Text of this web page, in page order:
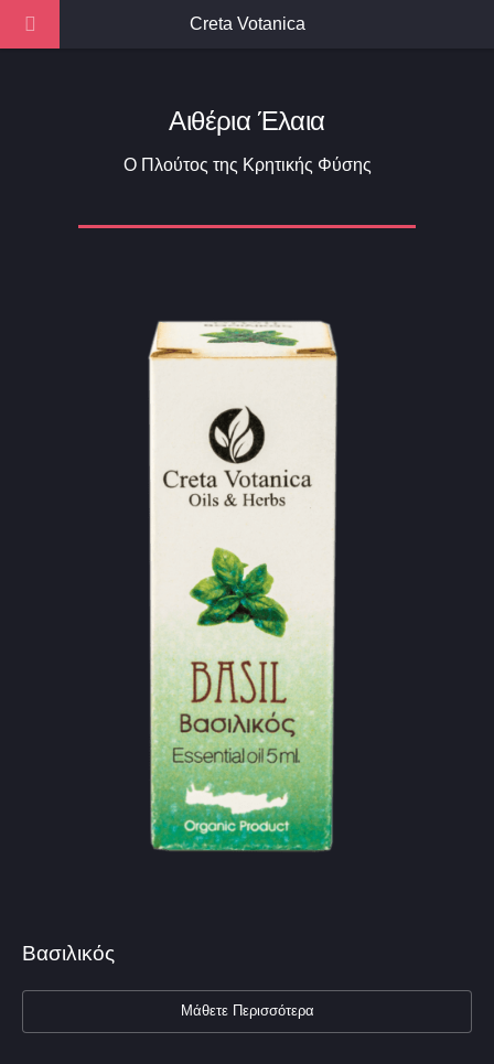
Αιθέρια Έλαια
Ο Πλούτος της Κρητικής Φύσης
Βασιλικός
Μάθετε Περισσότερα
Creta Votanica